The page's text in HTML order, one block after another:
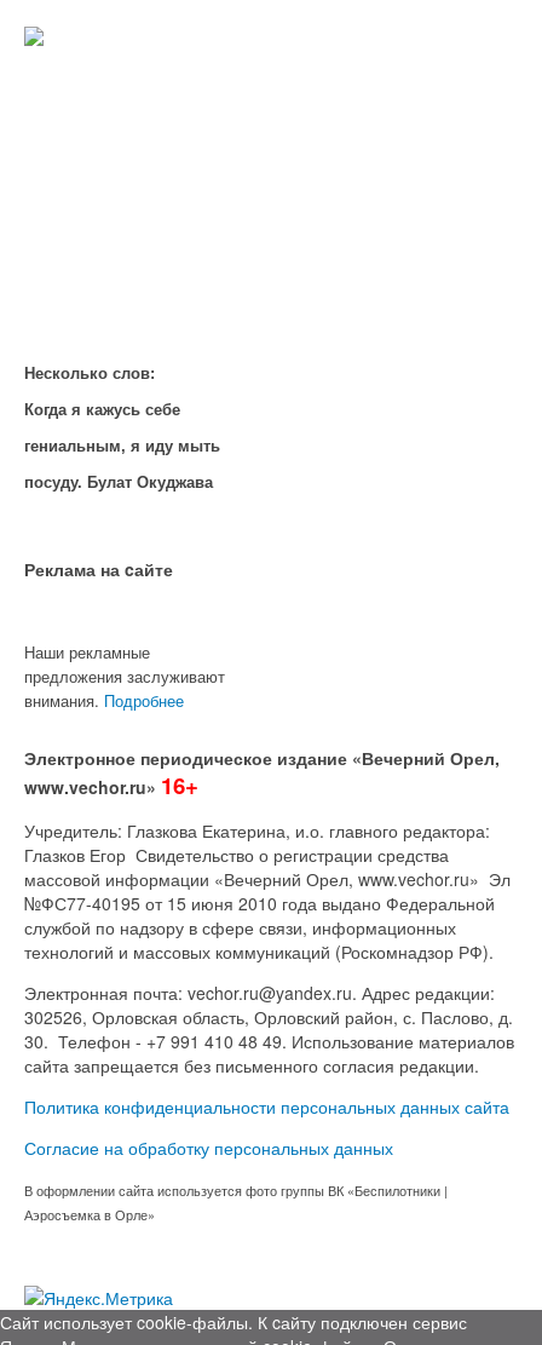
Несколько слов:
Когда я кажусь себе
гениальным, я иду мыть
посуду. Булат Окуджава
Реклама на cайте
Наши рекламные
предложения заслуживают
внимания. Подробнее
Электронное периодическое издание «Вечерний Орел,
www.vechor.ru» 16+
Учредитель: Глазкова Екатерина, и.о. главного редактора:
Глазков Егор Свидетельство о регистрации средства
массовой информации «Вечерний Орел, www.vechor.ru» Эл
№ФС77-40195 от 15 июня 2010 года выдано Федеральной
службой по надзору в сфере связи, информационных
технологий и массовых коммуникаций (Роскомнадзор РФ).
Электронная почта: vechor.ru@yandex.ru. Адрес редакции:
302526, Орловская область, Орловский район, с. Паслово, д.
30. Телефон - +7 991 410 48 49. Использование материалов
сайта запрещается без письменного согласия редакции.
Политика конфиденциальности персональных данных сайта
Согласие на обработку персональных данных
В оформлении сайта используется фото группы ВК «Беспилотники |
Аэросъемка в Орле»
Сайт использует cookie-файлы. К cайту подключен сервис